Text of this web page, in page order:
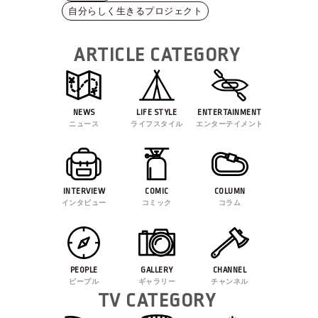
自分らしく生きるプロジェクト
ARTICLE CATEGORY
NEWS
ニュース
LIFE STYLE
ライフスタイル
ENTERTAINMENT
エンターテイメント
INTERVIEW
インタビュー
COMIC
コミック
COLUMN
コラム
PEOPLE
ピープル
GALLERY
ギャラリー
CHANNEL
チャンネル
TV CATEGORY